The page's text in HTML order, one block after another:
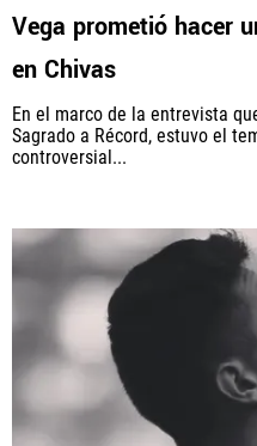
Vega prometió hacer
en Chivas
En el marco de la entrevista
Sagrado a Récord, estuvo el
controversial...